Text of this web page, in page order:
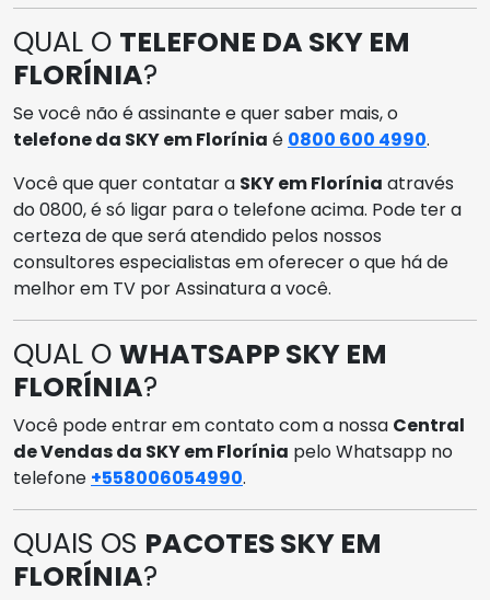
QUAL O TELEFONE DA SKY EM
FLORÍNIA?
Se você não é assinante e quer saber mais, o
telefone da SKY em Florínia é 0800 600 4990.
Você que quer contatar a SKY em Florínia através
do 0800, é só ligar para o telefone acima. Pode ter a
certeza de que será atendido pelos nossos
consultores especialistas em oferecer o que há de
melhor em TV por Assinatura a você.
QUAL O WHATSAPP SKY EM
FLORÍNIA?
Você pode entrar em contato com a nossa Central
de Vendas da SKY em Florínia pelo Whatsapp no
telefone +558006054990.
QUAIS OS PACOTES SKY EM
FLORÍNIA?